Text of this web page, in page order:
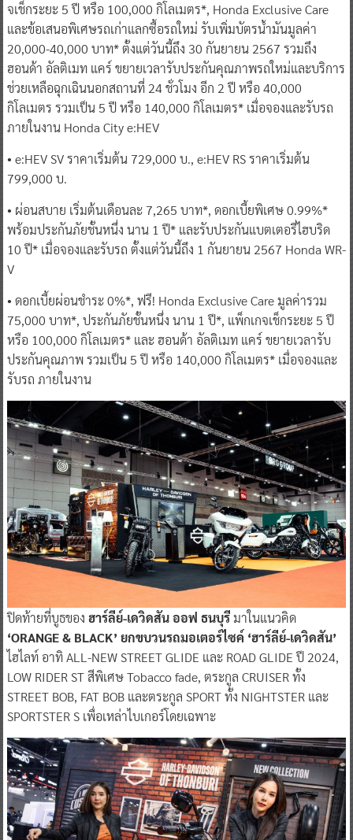
จเช็กระยะ 5 ปี หรือ 100,000 กิโลเมตร*, Honda Exclusive Care
และข้อเสนอพิเศษรถเก่าแลกซื้อรถใหม่ รับเพิ่มบัตรน้ำมันมูลค่า
20,000-40,000 บาท* ตั้งแต่วันนี้ถึง 30 กันยายน 2567 รวมถึง
ฮอนด้า อัลติเมท แคร์ ขยายเวลารับประกันคุณภาพรถใหม่และบริการ
ช่วยเหลือฉุกเฉินนอกสถานที่ 24 ชั่วโมง อีก 2 ปี หรือ 40,000
กิโลเมตร รวมเป็น 5 ปี หรือ 140,000 กิโลเมตร* เมื่อจองและรับรถ
ภายในงาน Honda City e:HEV
• e:HEV SV ราคาเริ่มต้น 729,000 บ., e:HEV RS ราคาเริ่มต้น
799,000 บ.
• ผ่อนสบาย เริ่มต้นเดือนละ 7,265 บาท*, ดอกเบี้ยพิเศษ 0.99%*
พร้อมประกันภัยชั้นหนึ่ง นาน 1 ปี* และรับประกันแบตเตอรี่ไฮบริด
10 ปี* เมื่อจองและรับรถ ตั้งแต่วันนี้ถึง 1 กันยายน 2567 Honda WR-
V
• ดอกเบี้ยผ่อนชำระ 0%*, ฟรี! Honda Exclusive Care มูลค่ารวม
75,000 บาท*, ประกันภัยชั้นหนึ่ง นาน 1 ปี*, แพ็กเกจเช็กระยะ 5 ปี
หรือ 100,000 กิโลเมตร* และ ฮอนด้า อัลติเมท แคร์ ขยายเวลารับ
ประกันคุณภาพ รวมเป็น 5 ปี หรือ 140,000 กิโลเมตร* เมื่อจองและ
รับรถ ภายในงาน
ปิดท้ายที่บูธของ ฮาร์ลีย์-เดวิดสัน ออฟ ธนบุรีมาในแนวคิด
‘ORANGE & BLACK’ ยกขบวนรถมอเตอร์ไซค์ ‘ฮาร์ลีย์-เดวิดสัน’
ไฮไลท์ อาทิ ALL-NEW STREET GLIDE และ ROAD GLIDE ปี 2024,
LOW RIDER ST สีพิเศษ Tobacco fade, ตระกูล CRUISER ทั้ง
STREET BOB, FAT BOB และตระกูล SPORT ทั้ง NIGHTSTER และ
SPORTSTER S เพื่อเหล่าไบเกอร์โดยเฉพาะ